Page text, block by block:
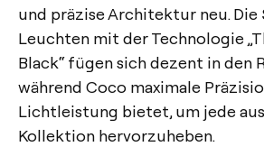
und präzise Architektur neu.
Leuchten mit der Technologie
Black“ fügen sich dezent in den
während Coco maximale
Lichtleistung bietet, um jede
Kollektion hervorzuheben.